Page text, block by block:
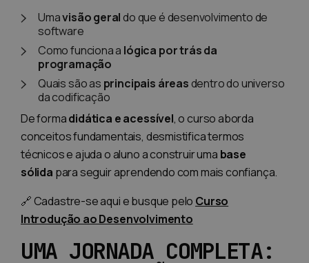
Umavisão geraldo que é desenvolvimento de
software
Como funciona a lógica por trás da
programação
Quais são as principais áreasdentro do universo
da codificação
De formadidática e acessível, o curso aborda
conceitos fundamentais, desmistifica termos
técnicos e ajuda o aluno a construir uma base
sólida para seguir aprendendo com mais confiança.
🔗 Cadastre-se aqui e busque pelo Curso
Introdução ao Desenvolvimento
UMA JORNADA COMPLETA: